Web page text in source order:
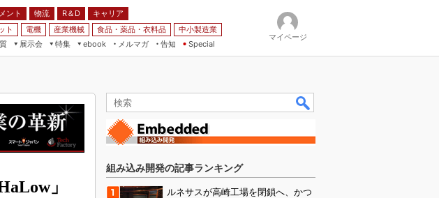
ント 物流 R＆D
キャリア
ト 電機 産業機械 食品・薬品・衣料品
中小製造業
展示会
特集
ebook
メルマガ
告知 Special
マイページ
」
組み込み開発の記事ランキング
ルネサスが高崎工場を閉鎖へ、かつ